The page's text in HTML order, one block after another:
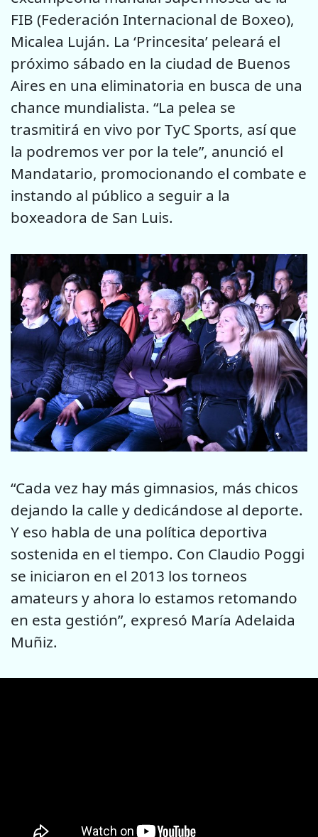
FIB (Federación Internacional de Boxeo),
Micalea Luján. La ‘Princesita’ peleará el
próximo sábado en la ciudad de Buenos
Aires en una eliminatoria en busca de una
chance mundialista. “La pelea se
trasmitirá en vivo por TyC Sports, así que
la podremos ver por la tele”, anunció el
Mandatario, promocionando el combate e
instando al público a seguir a la
boxeadora de San Luis.
“Cada vez hay más gimnasios, más chicos
dejando la calle y dedicándose al deporte.
Y eso habla de una política deportiva
sostenida en el tiempo. Con Claudio Poggi
se iniciaron en el 2013 los torneos
amateurs y ahora lo estamos retomando
en esta gestión”, expresó María Adelaida
Muñiz.